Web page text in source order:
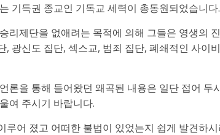
기득권 종교인 기독교 세력이 총동원되었습니다.
리제단을 없애려는 목적에 의해 그들은 영생의
, 광신도 집단, 섹스교, 범죄 집단, 폐쇄적인 사이
론을 통해 들어왔던 왜곡된 내용은 일단 접어
여 주시기 바랍니다.
루어 졌고 어떠한 불법이 있었는지 쉽게 발견하